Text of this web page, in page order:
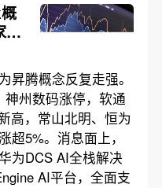
免
昇腾概念反复走强。
州数码涨停，软通
高，常山北明、恒为
超5%。消息面上，
为DCS AI全栈解决
AI平台，全面支